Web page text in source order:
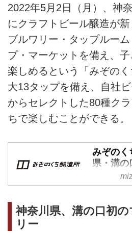
2022年5月2日（月）、神
にクラフトビール醸造が新
ブルワリー・タップルー
プ・マーケットを備え、
楽しめるという「みぞの
大13タップを備え、自社
からセレクトした80種ク
ちで楽しむことができる。
みぞのく
県・溝の
ールブ
所』。醸
神奈川県、溝の口初
リー